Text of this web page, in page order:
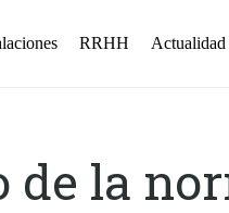
RRHH Actualidad
la